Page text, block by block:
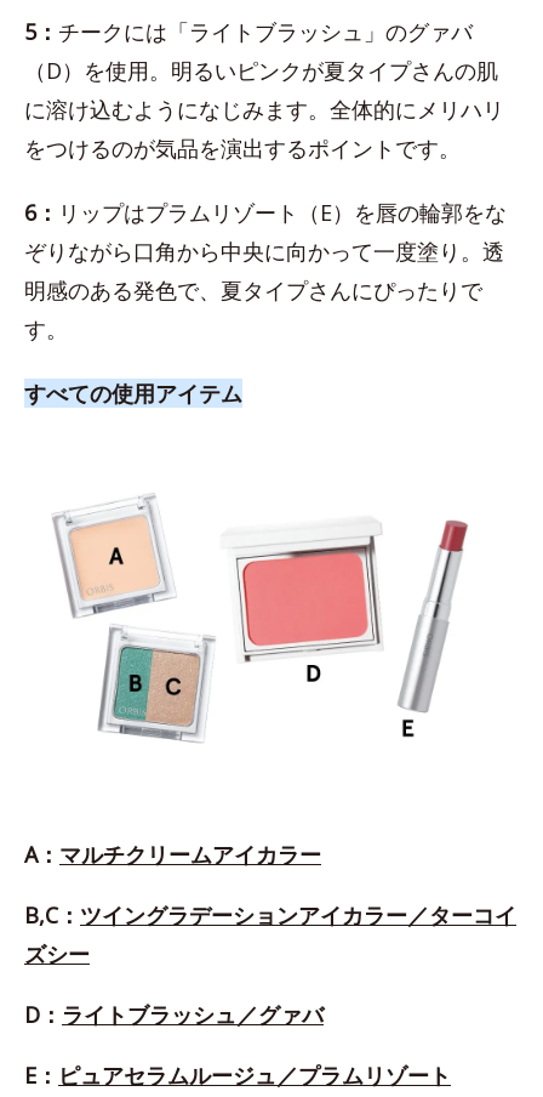
5： チークには「ライトブラッシュ」のグァバ
（D）を使用。明るいピンクが夏タイプさんの肌
に溶け込むようになじみます。全体的にメリハリ
をつけるのが気品を演出するポイントです。
6： リップはプラムリゾート（E）を唇の輪郭をな
ぞりながら口角から中央に向かって一度塗り。透
明感のある発色で、夏タイプさんにぴったりで
す。
すべての使用アイテム
A： マルチクリームアイカラー
B,C： ツイングラデーションアイカラー／ターコイ
ズシー
D： ライトブラッシュ／グァバ
E： ピュアセラムルージュ／プラムリゾート